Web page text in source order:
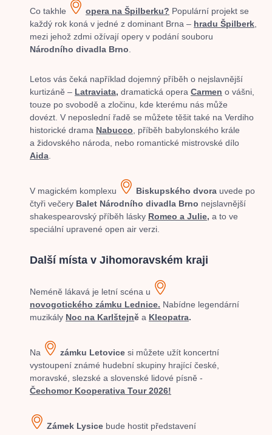
Co takhle opera na Špilberku? Populární projekt se
každý rok koná v jedné z dominant Brna – hradu Špilberk
mezi jehož zdmi ožívají opery v podání souboru
Národního divadla Brno
Letos vás čeká například dojemný příběh o nejslavnější
kurtizáně – Latraviata, dramatická opera Carmen o vášni,
touze po svobodě a zločinu, kde kterému nás může
dovézt. V neposlední řadě se můžete těšit také na Verdiho
historické drama Nabucco , příběh babylonského krále
a židovského národa, nebo romantické mistrovské dílo
Aida
V magickém komplexu Biskupského dvora uvede po
čtyři večery Balet Národního divadla Brno nejslavnější
shakespearovský příběh lásky Romeo a Julie, a to ve
speciální upravené open air verzi.
Další místa v Jihomoravském kraji
Neméně lákavá je letní scéna u
novogotického zámku Lednice. Nabídne legendární
muzikály Noc na Karlštejně a Kleopatra.
Na zámku Letovice si můžete užít koncertní
vystoupení známé hudební skupiny hrající české,
moravské, slezské a slovenské lidové písně -
Čechomor Kooperativa Tour 2026!
Zámek Lysice bude hostit představení